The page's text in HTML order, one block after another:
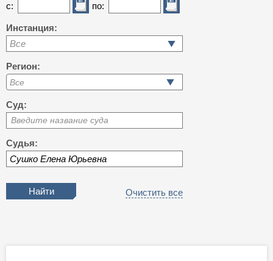
с: по:
Инстанция:
Все
Регион:
Суд:
Введите название суда
Судья:
Очистить все